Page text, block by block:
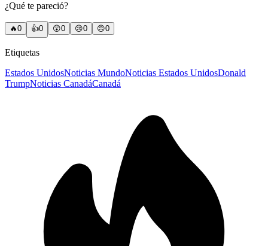
¿Qué te pareció?
🔥0 👍0 😲0 😢0 😠0
Etiquetas
Estados UnidosNoticias MundoNoticias Estados UnidosDonald
TrumpNoticias CanadáCanadá